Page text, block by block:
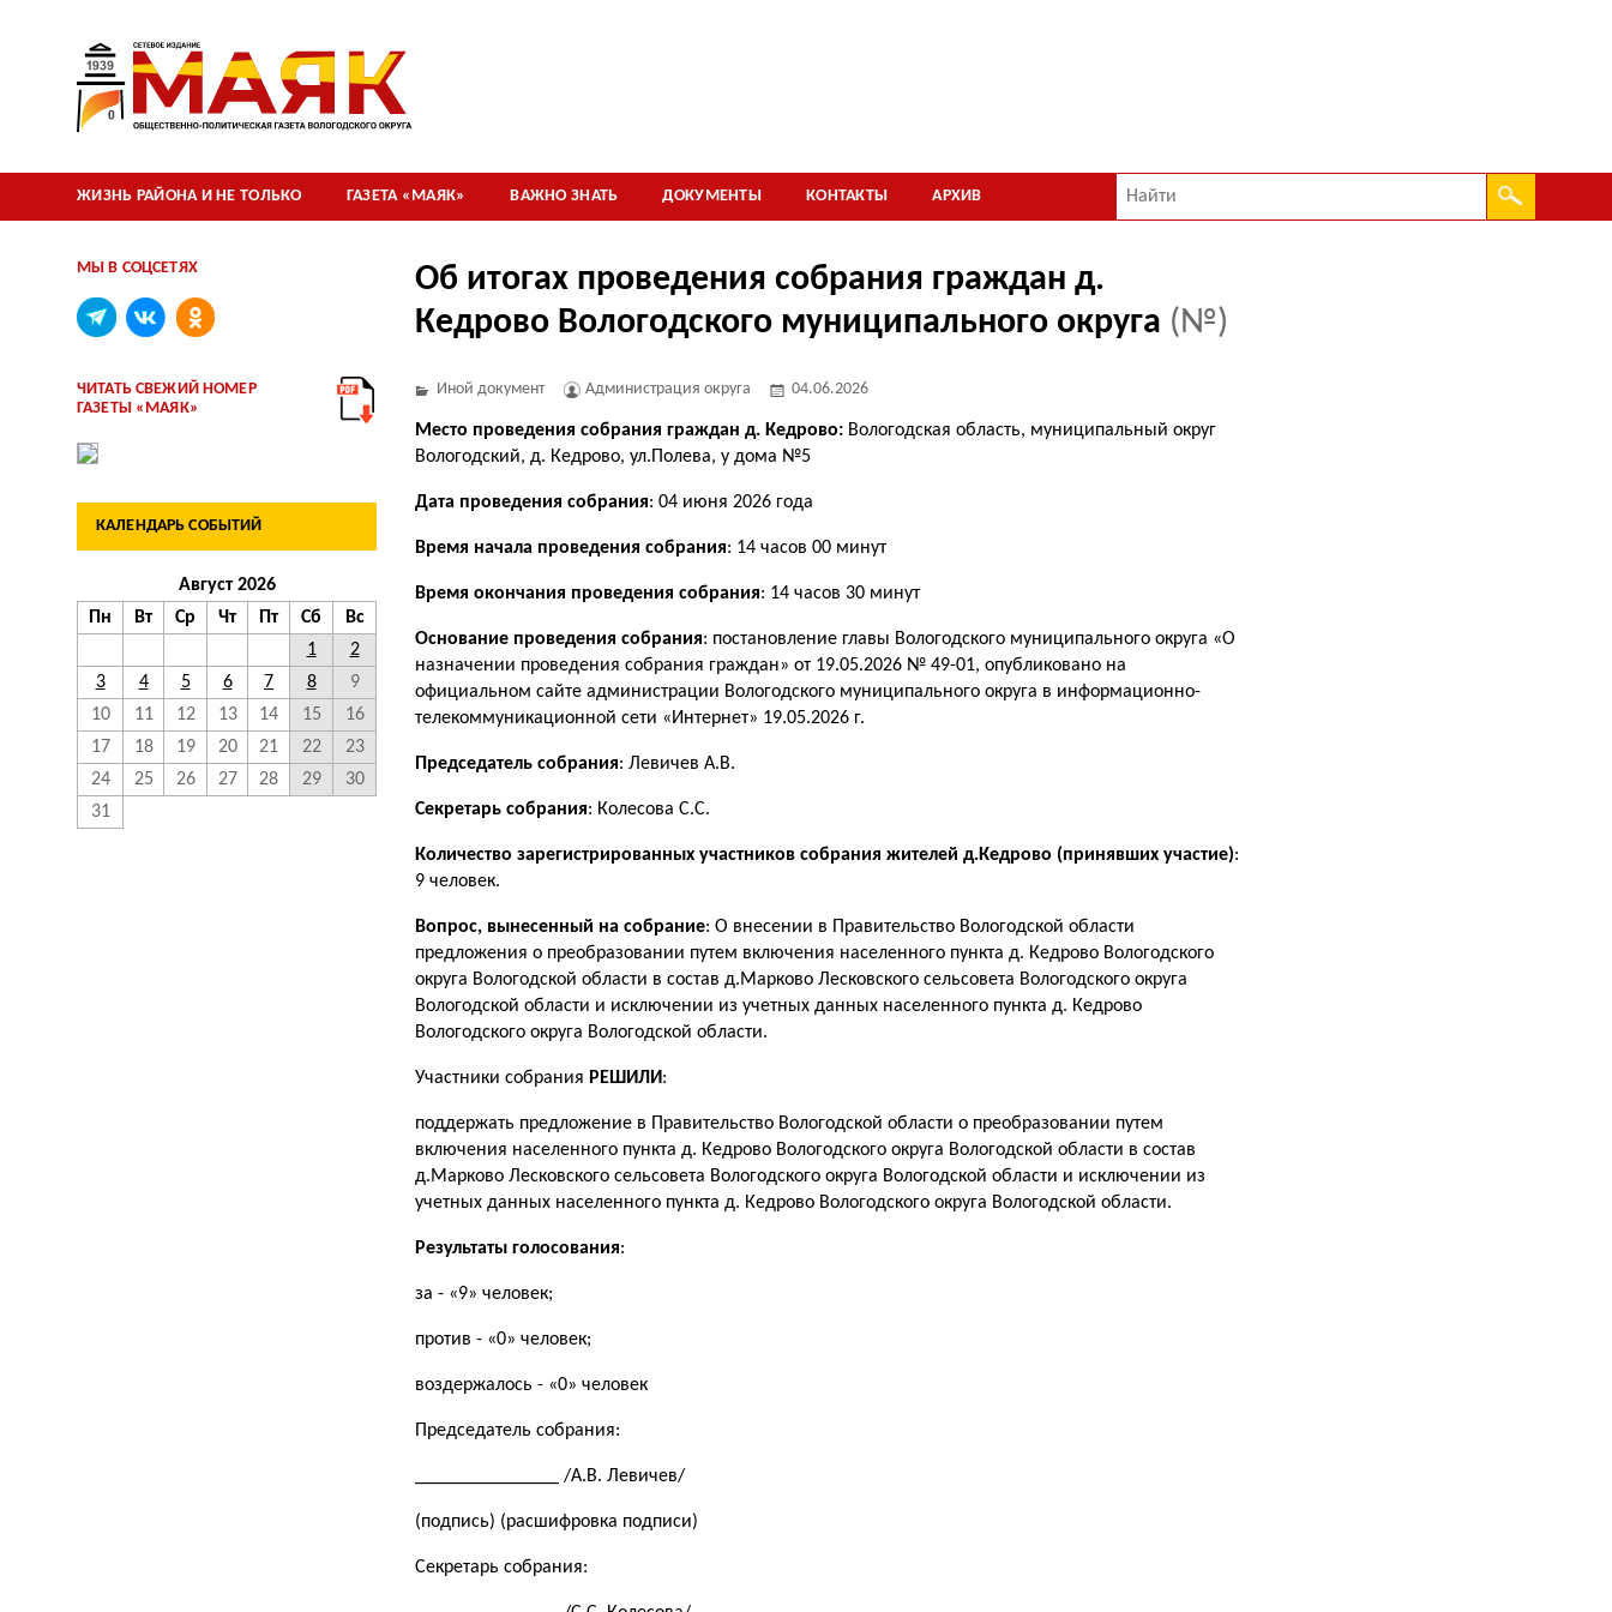
ЖИЗНЬ РАЙОНА И НЕ ТОЛЬКО ГАЗЕТА «МАЯК» ВАЖНО ЗНАТЬ ДОКУМЕНТЫ КОНТАКТЫ АРХИВ
Об итогах проведения собрания граждан д.
Кедрово Вологодского муниципального округа (№)
Иной документ Администрация округа 04.06.2026
Место проведения собрания граждан д. Кедрово: Вологодская область, муниципальный округ
Вологодский, д. Кедрово, ул.Полева, у дома №5
Дата проведения собрания: 04 июня 2026 года
Время начала проведения собрания: 14 часов 00 минут
Время окончания проведения собрания: 14 часов 30 минут
Основание проведения собрания: постановление главы Вологодского муниципального округа «О
назначении проведения собрания граждан» от 19.05.2026 № 49-01, опубликовано на
официальном сайте администрации Вологодского муниципального округа в информационно-
телекоммуникационной сети «Интернет» 19.05.2026 г.
Председатель собрания: Левичев А.В.
Секретарь собрания: Колесова С.С.
Количество зарегистрированных участников собрания жителей д.Кедрово (принявших участие):
9 человек.
Вопрос, вынесенный на собрание: О внесении в Правительство Вологодской области
предложения о преобразовании путем включения населенного пункта д. Кедрово Вологодского
округа Вологодской области в состав д.Марково Лесковского сельсовета Вологодского округа
Вологодской области и исключении из учетных данных населенного пункта д. Кедрово
Вологодского округа Вологодской области.
Участники собрания РЕШИЛИ:
поддержать предложение в Правительство Вологодской области о преобразовании путем
включения населенного пункта д. Кедрово Вологодского округа Вологодской области в состав
д.Марково Лесковского сельсовета Вологодского округа Вологодской области и исключении из
учетных данных населенного пункта д. Кедрово Вологодского округа Вологодской области.
Результаты голосования:
за - «9» человек;
против - «0» человек;
воздержалось - «0» человек
Председатель собрания:
_______________ /А.В. Левичев/
(подпись) (расшифровка подписи)
Секретарь собрания:
МЫ В СОЦСЕТЯХ
ЧИТАТЬ СВЕЖИЙ НОМЕР
ГАЗЕТЫ «МАЯК»
КАЛЕНДАРЬ СОБЫТИЙ
Август 2026
Пн
Вт Ср Чт Пт Сб
Вс
1
2
3
4 5 6 7 8
9
10
11 12 13 14 15
16
17
18 19 20 21 22
23
24
25 26 27 28 29
30
31